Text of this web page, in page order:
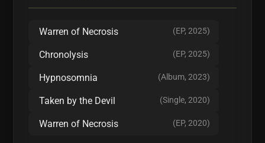
gerenommeerde zalen als Patronaat, Iduna en
Waar Hypnosomnia en Chronolysis de
tactieken en technieken van de entiteit Black
Warren of Necrosis in zijn oorsprong — en
Warren of Necrosis (EP, 2025)
Chronolysis (EP, 2025)
Hypnosomnia (Album, 2023)
Taken by the Devil (Single, 2020)
Warren of Necrosis (EP, 2020)